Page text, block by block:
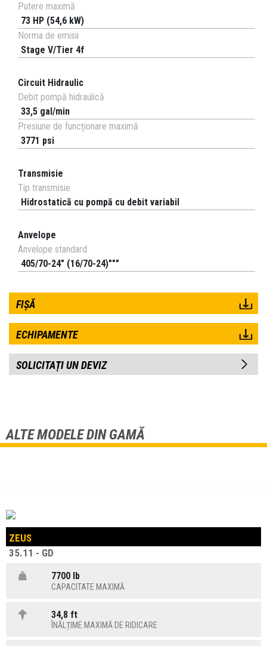
Putere maximă
73 HP (54,6 kW)
Norma de emisii
Stage V/Tier 4f
Circuit Hidraulic
Debit pompă hidraulică
33,5 gal/min
Presiune de funcționare maximă
3771 psi
Transmisie
Tip transmisie
Hidrostatică cu pompă cu debit variabil
Anvelope
Anvelope standard
405/70-24" (16/70-24)"""
FIȘĂ
ECHIPAMENTE
SOLICITAȚI UN DEVIZ
ALTE MODELE DIN GAMĂ
ZEUS
35.11 - GD
7700 lb
CAPACITATE MAXIMĂ
34,8 ft
ÎNĂLȚIME MAXIMĂ DE RIDICARE